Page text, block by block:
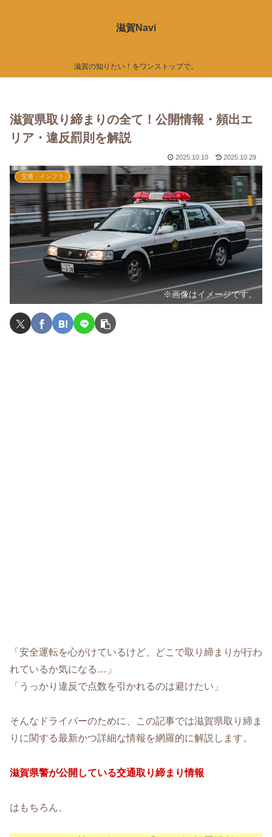
滋賀Navi
滋賀の知りたい！をワンストップで。
滋賀県取り締まりの全て！公開情報・頻出エ
リア・違反罰則を解説
2025.10.10 2025.10.29
交通・インフラ
※画像はイメージです。
「安全運転を心がけているけど、どこで取り締まりが行わ
れているか気になる…」
「うっかり違反で点数を引かれるのは避けたい」
そんなドライバーのために、この記事では滋賀県取り締ま
りに関する最新かつ詳細な情報を網羅的に解説します。
滋賀県警が公開している交通取り締まり情報
はもちろん、